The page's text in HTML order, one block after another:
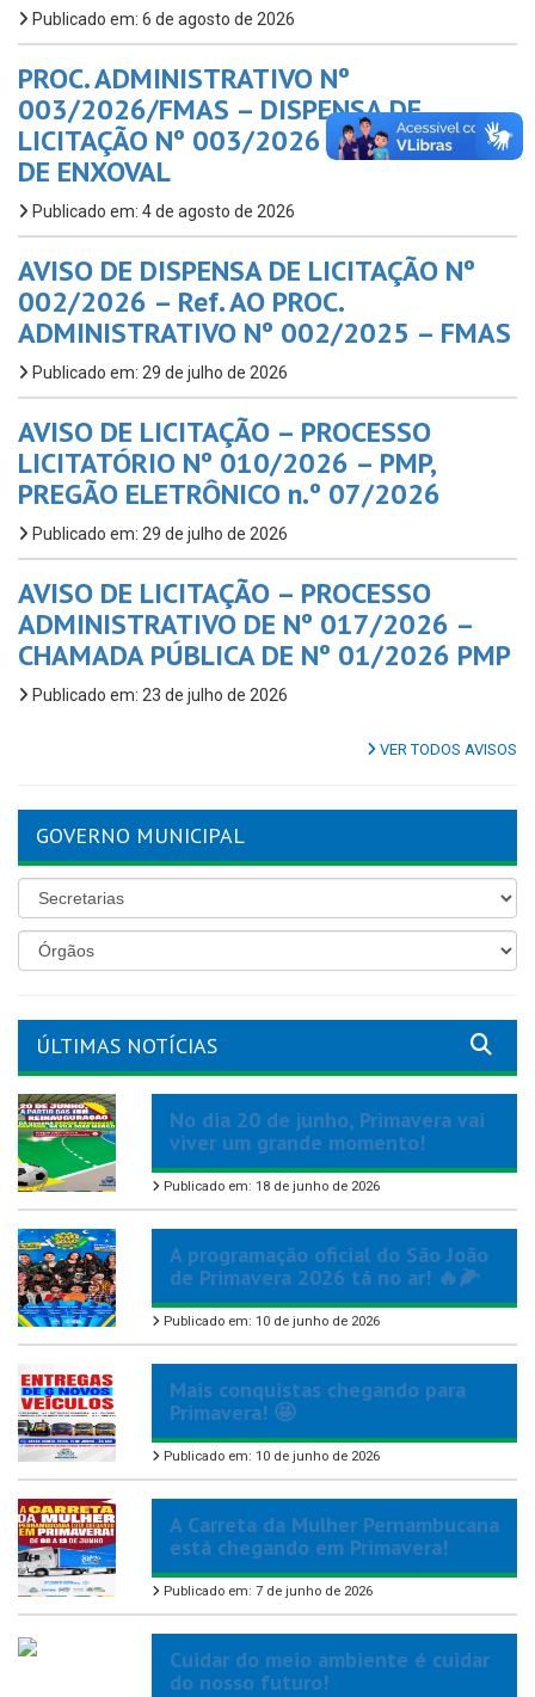
Publicado em: 6 de agosto de 2026
PROC. ADMINISTRATIVO Nº
003/2026/FMAS – DISPENSA DE
LICITAÇÃO Nº 003/2026 FMAS – KITS
DE ENXOVAL
Publicado em: 4 de agosto de 2026
AVISO DE DISPENSA DE LICITAÇÃO Nº
002/2026 – Ref. AO PROC.
ADMINISTRATIVO Nº 002/2025 – FMAS
Publicado em: 29 de julho de 2026
AVISO DE LICITAÇÃO – PROCESSO
LICITATÓRIO Nº 010/2026 – PMP,
PREGÃO ELETRÔNICO n.º 07/2026
Publicado em: 29 de julho de 2026
AVISO DE LICITAÇÃO – PROCESSO
ADMINISTRATIVO DE Nº 017/2026 –
CHAMADA PÚBLICA DE Nº 01/2026 PMP
Publicado em: 23 de julho de 2026
VER TODOS AVISOS
GOVERNO MUNICIPAL
ÚLTIMAS NOTÍCIAS
No dia 20 de junho, Primavera vai
viver um grande momento!
Publicado em: 18 de junho de 2026
A programação oficial do São João
de Primavera 2026 tá no ar! 🔥🌽
Publicado em: 10 de junho de 2026
Mais conquistas chegando para
Primavera! 🤩
Publicado em: 10 de junho de 2026
A Carreta da Mulher Pernambucana
está chegando em Primavera!
Publicado em: 7 de junho de 2026
Cuidar do meio ambiente é cuidar
do nosso futuro!